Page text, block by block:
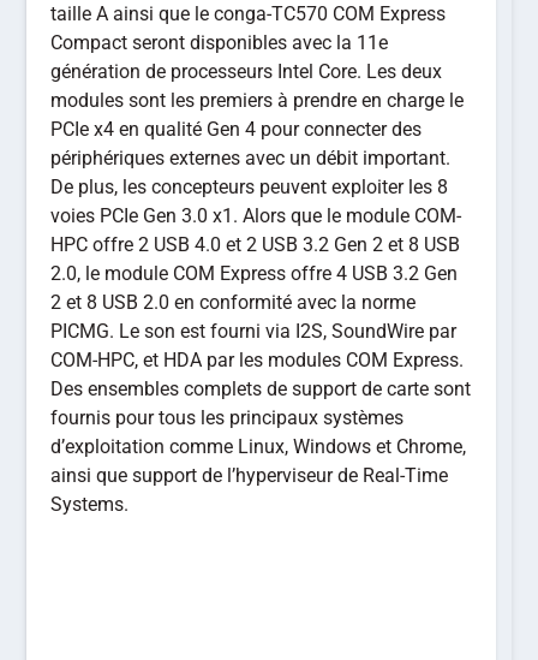
taille A ainsi que le conga-TC570 COM Express
Compact seront disponibles avec la 11e
génération de processeurs Intel Core. Les deux
modules sont les premiers à prendre en charge le
PCIe x4 en qualité Gen 4 pour connecter des
périphériques externes avec un débit important.
De plus, les concepteurs peuvent exploiter les 8
voies PCIe Gen 3.0 x1. Alors que le module COM-
HPC offre 2 USB 4.0 et 2 USB 3.2 Gen 2 et 8 USB
2.0, le module COM Express offre 4 USB 3.2 Gen
2 et 8 USB 2.0 en conformité avec la norme
PICMG. Le son est fourni via I2S, SoundWire par
COM-HPC, et HDA par les modules COM Express.
Des ensembles complets de support de carte sont
fournis pour tous les principaux systèmes
d’exploitation comme Linux, Windows et Chrome,
ainsi que support de l’hyperviseur de Real-Time
Systems.